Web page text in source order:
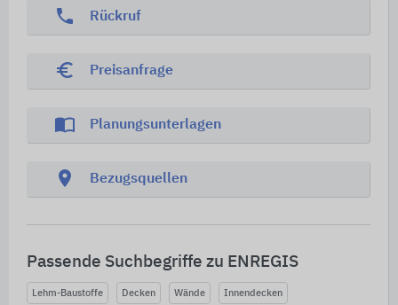
phone Rückruf
euro_symbol Preisanfrage
import_contacts Planungsunterlagen
location_on Bezugsquellen
Passende Suchbegriffe zu ENREGIS
Lehm-Baustoffe Decken Wände Innendecken